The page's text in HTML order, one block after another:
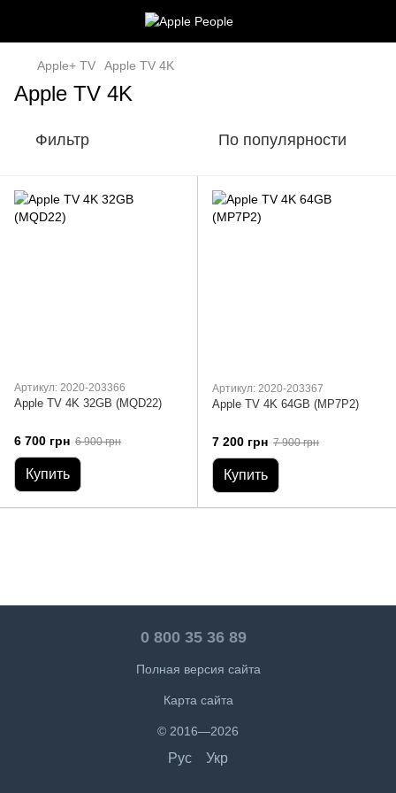
Apple+ TV Apple TV 4K
Apple TV 4K
Фильтр По популярности
Артикул: 2020-203366
Apple TV 4K 32GB (MQD22)
6 700 грн 6 900 грн
Купить
Артикул: 2020-203367
Apple TV 4K 64GB (MP7P2)
7 200 грн 7 900 грн
Купить
0 800 35 36 89
Полная версия сайта
Карта сайта
© 2016—2026
Рус Укр